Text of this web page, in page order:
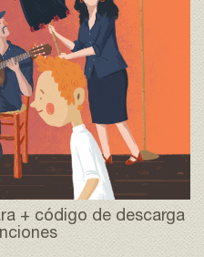
+ código de descarga